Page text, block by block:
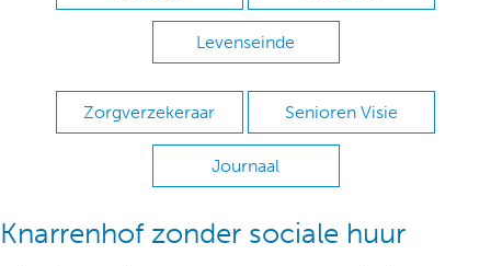
Levenseinde
Zorgverzekeraar Senioren Visie
Journaal
Knarrenhof zonder sociale huur